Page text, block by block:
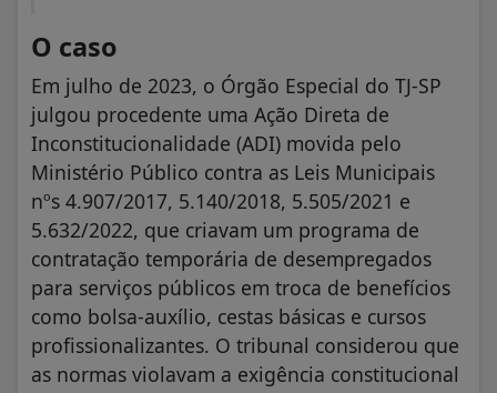
O caso
Em julho de 2023, o Órgão Especial do TJ-SP
julgou procedente uma Ação Direta de
Inconstitucionalidade (ADI) movida pelo
Ministério Público contra as Leis Municipais
nºs 4.907/2017, 5.140/2018, 5.505/2021 e
5.632/2022, que criavam um programa de
contratação temporária de desempregados
para serviços públicos em troca de benefícios
como bolsa-auxílio, cestas básicas e cursos
profissionalizantes. O tribunal considerou que
as normas violavam a exigência constitucional